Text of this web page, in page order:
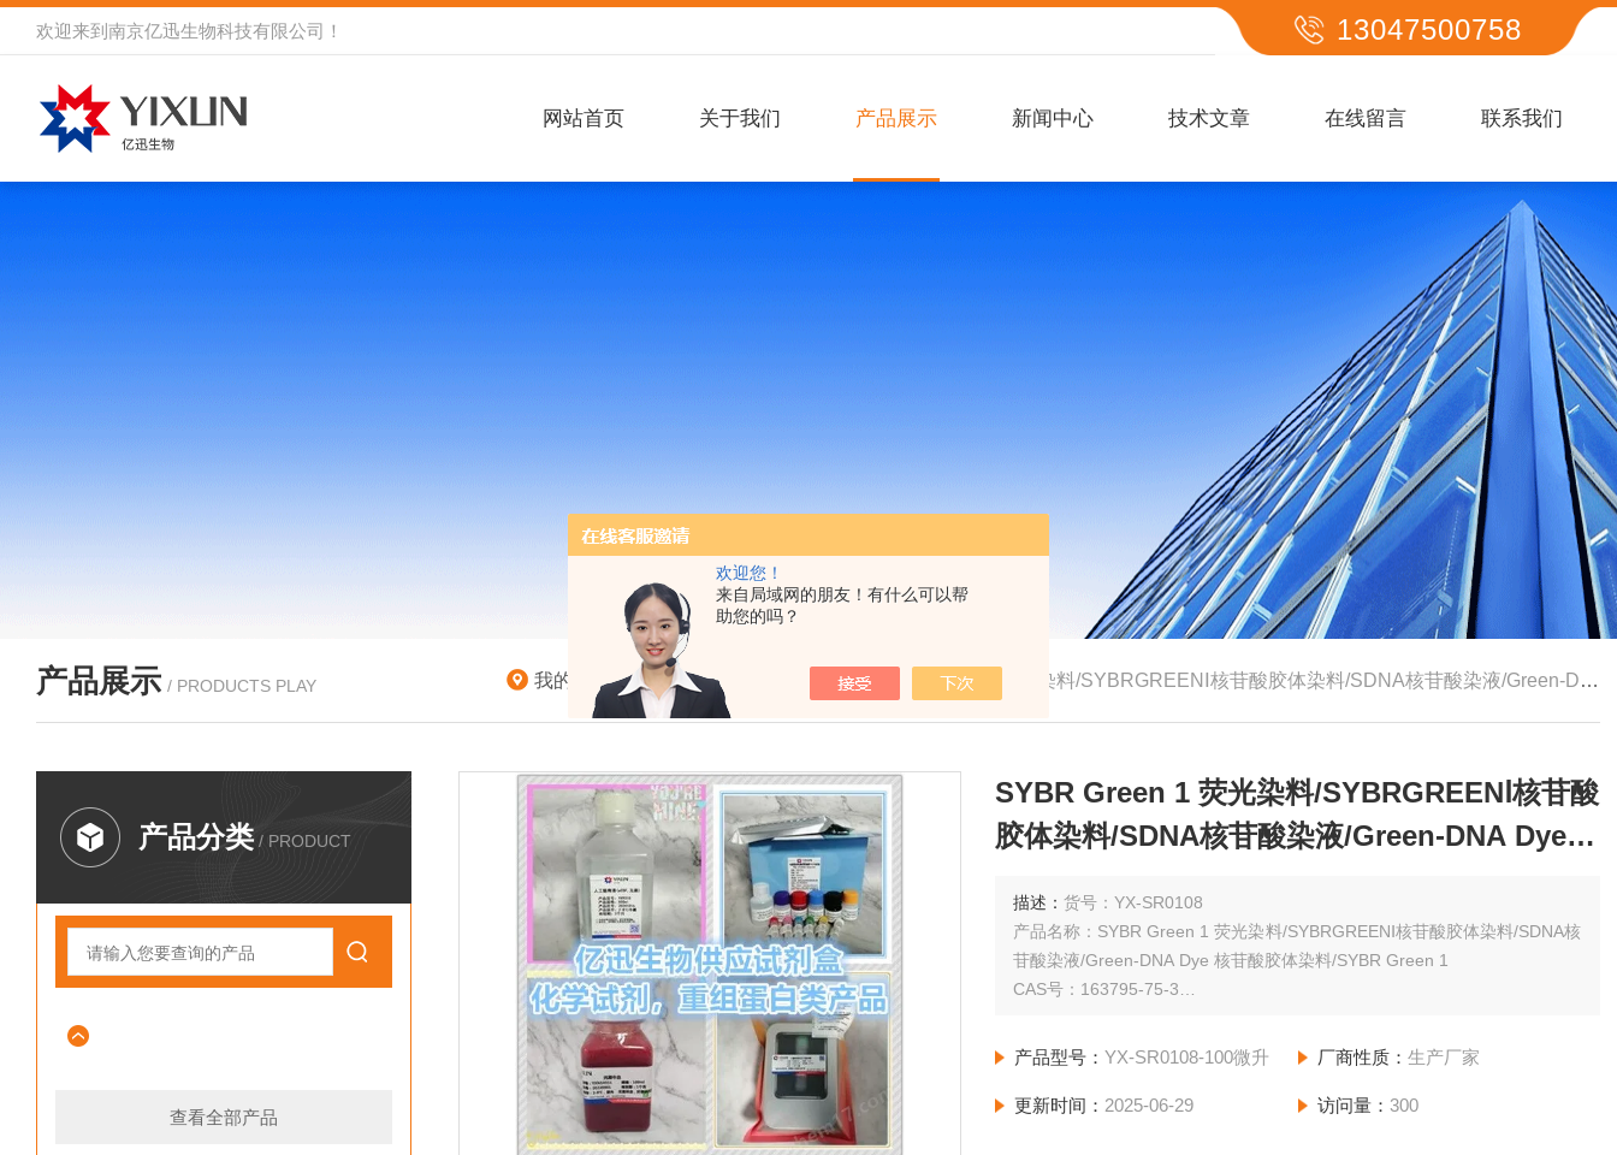
欢迎您！
来自局域网的朋友！有什么可以帮
助您的吗？
欢迎来到 南京亿迅生物科技有限公司 ！ 13047500758
网站首页 关于我们 产品展示 新闻中心 技术文章 在线留言 联系我们
产品展示 / PRODUCTS PLAY 我的位置：首页>产品展示 >SYBR Green 1 荧光染料/SYBRGREENⅠ核苷酸胶体染料/SDNA核苷酸染液/Green-DNA Dye 核苷酸胶体染料/SYBR Gr
产品分类 / PRODUCT
查看全部产品
SYBR Green 1 荧光染料/SYBRGREENⅠ核苷酸
胶体染料/SDNA核苷酸染液/Green-DNA Dye
描述：货号：YX-SR0108
产品名称：SYBR Green 1 荧光染料/SYBRGREENⅠ核苷酸胶体染料/SDNA核
苷酸染液/Green-DNA Dye 核苷酸胶体染料/SYBR Green 1
CAS号：163795-75-3
产品型号：YX-SR0108-100微升 厂商性质： 生产厂家
更新时间： 2025-06-29 访问量： 300